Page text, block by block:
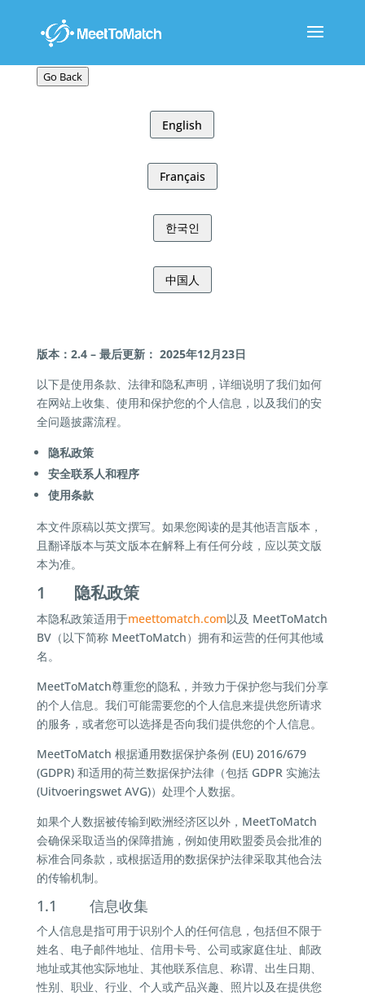
Go Back
English
Français
한국인
中国人
版本：2.4 – 最后更新： 2025年12月23日
以下是使用条款、法律和隐私声明，详细说明了我们如何
在网站上收集、使用和保护您的个人信息，以及我们的安
全问题披露流程。
隐私政策
安全联系人和程序
使用条款
本文件原稿以英文撰写。如果您阅读的是其他语言版本，
且翻译版本与英文版本在解释上有任何分歧，应以英文版
本为准。
1 隐私政策
本隐私政策适用于meettomatch.com以及 MeetToMatch
BV（以下简称 MeetToMatch）拥有和运营的任何其他域
名。
MeetToMatch尊重您的隐私，并致力于保护您与我们分享
的个人信息。我们可能需要您的个人信息来提供您所请求
的服务，或者您可以选择是否向我们提供您的个人信息。
MeetToMatch 根据通用数据保护条例 (EU) 2016/679
(GDPR) 和适用的荷兰数据保护法律（包括 GDPR 实施法
(Uitvoeringswet AVG)）处理个人数据。
如果个人数据被传输到欧洲经济区以外，MeetToMatch
会确保采取适当的保障措施，例如使用欧盟委员会批准的
标准合同条款，或根据适用的数据保护法律采取其他合法
的传输机制。
1.1 信息收集
个人信息是指可用于识别个人的任何信息，包括但不限于
姓名、电子邮件地址、信用卡号、公司或家庭住址、邮政
地址或其他实际地址、其他联系信息、称谓、出生日期、
性别、职业、行业、个人或产品兴趣、照片以及在提供您